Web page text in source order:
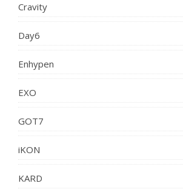
Cravity
Day6
Enhypen
EXO
GOT7
iKON
KARD